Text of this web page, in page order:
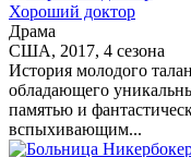
Хороший доктор
Драма
США, 2017, 4 сезона
История молодого
обладающего
памятью и
вспыхивающим...